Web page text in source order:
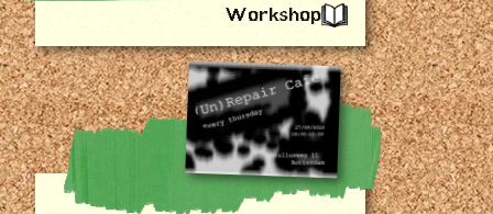
Workshop